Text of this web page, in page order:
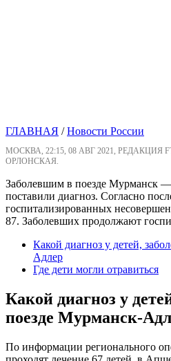
ГЛАВНАЯ /Новости России
МОСКВА, 22:15, 08 АВГ 2021, РЕДАКЦИЯ
ОРЛОНСКАЯ.
Заболевшим в поезде Мурманск
поставили диагноз. Согласно
госпитализированных
87. Заболевших продолжают
Какой диагноз у детей,
Адлер
Где дети могли отравиться
Какой диагноз у
поезде Мурманск-
По информации регионального